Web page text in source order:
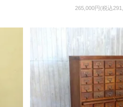
265,000円(税込